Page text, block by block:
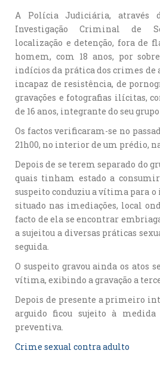
A Polícia Judiciária, através
Investigação Criminal de
localização e detenção, fora de
homem, com 18 anos, por
indícios da prática dos crimes de
incapaz de resistência, de
gravações e fotografias ilícitas,
de 16 anos, integrante do seu
Os factos verificaram-se no
21h00, no interior de um prédio,
Depois de se terem separado do
quais tinham estado a
suspeito conduziu a vítima para
situado nas imediações, local
facto de ela se encontrar
a sujeitou a diversas práticas
seguida.
O suspeito gravou ainda os atos
vítima, exibindo a gravação a
Depois de presente a primeiro
arguido ficou sujeito à medida
preventiva.
Crime sexual contra adulto